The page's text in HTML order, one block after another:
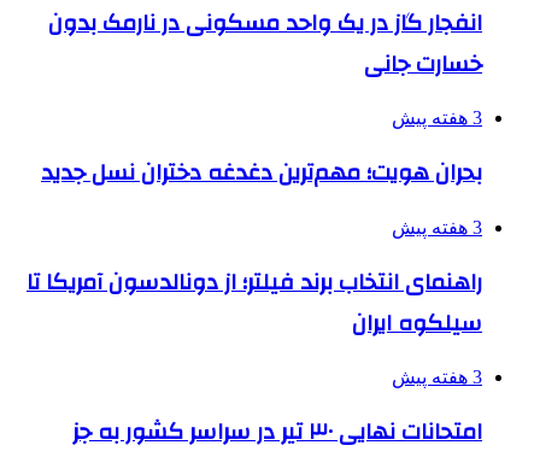
انفجار گاز در یک واحد مسکونی در نارمک بدون
خسارت جانی
3 هفته پیش
بحران هویت؛ مهم‌ترین دغدغه دختران نسل جدید
3 هفته پیش
راهنمای انتخاب برند فیلتر؛ از دونالدسون آمریکا تا
سیلکوه ایران
3 هفته پیش
امتحانات نهایی ۳۰ تیر در سراسر کشور به جز